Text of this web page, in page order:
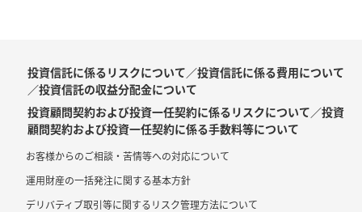
投資信託に係るリスクについて／投資信託に係る費用について
／投資信託の収益分配金について
投資顧問契約および投資一任契約に係るリスクについて／投資
顧問契約および投資一任契約に係る手数料等について
お客様からのご相談・苦情等への対応について
運用財産の一括発注に関する基本方針
デリバティブ取引等に関するリスク管理方法について